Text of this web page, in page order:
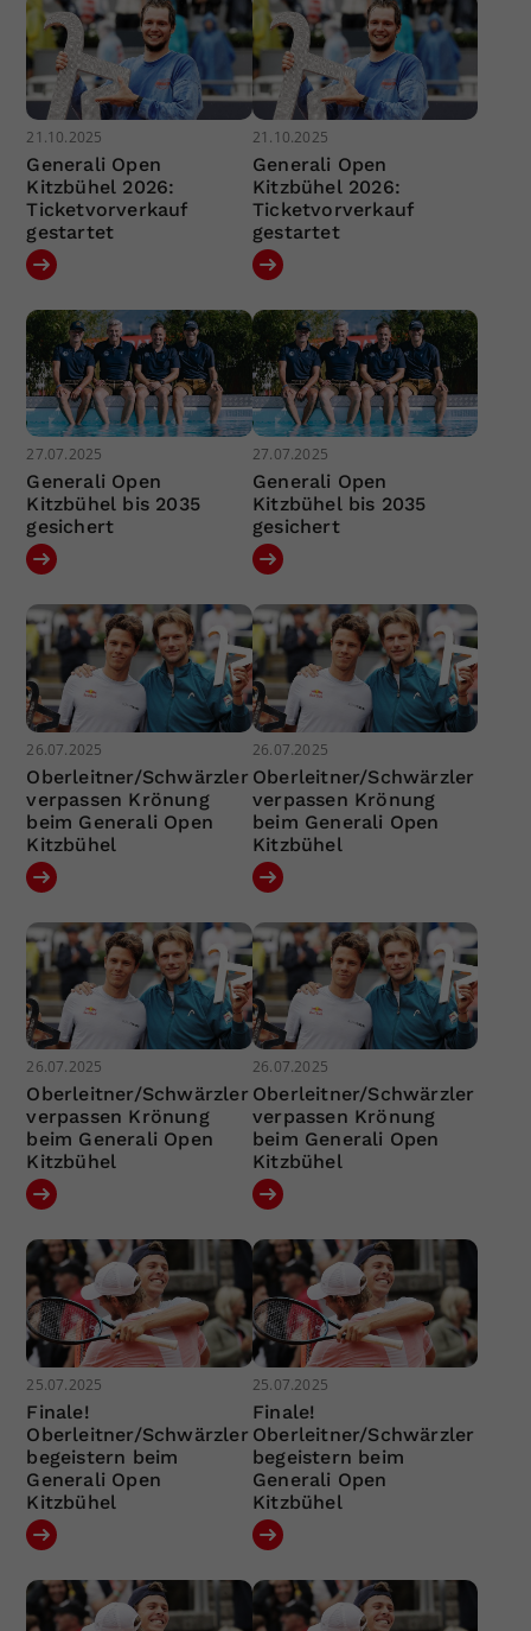
21.10.2025
Generali Open
Kitzbühel 2026:
Ticketvorverkauf
gestartet
21.10.2025
Generali Open
Kitzbühel 2026:
Ticketvorverkauf
gestartet
27.07.2025
Generali Open
Kitzbühel bis 2035
gesichert
27.07.2025
Generali Open
Kitzbühel bis 2035
gesichert
26.07.2025
Oberleitner/Schwärzler
verpassen Krönung
beim Generali Open
Kitzbühel
26.07.2025
Oberleitner/Schwärzler
verpassen Krönung
beim Generali Open
Kitzbühel
26.07.2025
Oberleitner/Schwärzler
verpassen Krönung
beim Generali Open
Kitzbühel
26.07.2025
Oberleitner/Schwärzler
verpassen Krönung
beim Generali Open
Kitzbühel
25.07.2025
Finale!
Oberleitner/Schwärzler
begeistern beim
Generali Open
Kitzbühel
25.07.2025
Finale!
Oberleitner/Schwärzler
begeistern beim
Generali Open
Kitzbühel